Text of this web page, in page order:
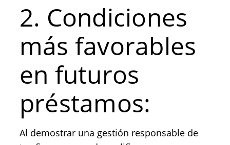
2. Condiciones
más favorables
en futuros
préstamos:
Al demostrar una gestión responsable de